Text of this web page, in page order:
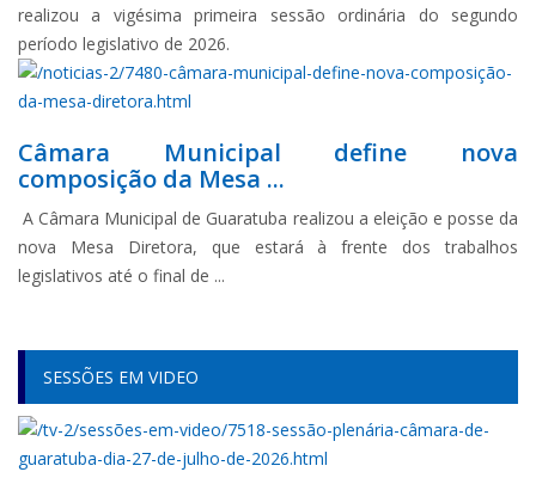
realizou a vigésima primeira sessão ordinária do segundo
período legislativo de 2026.
Câmara Municipal define nova
composição da Mesa ...
A Câmara Municipal de Guaratuba realizou a eleição e posse da
nova Mesa Diretora, que estará à frente dos trabalhos
legislativos até o final de ...
SESSÕES EM VIDEO